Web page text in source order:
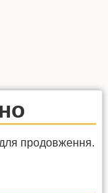
продовження.